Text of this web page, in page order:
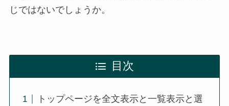
じではないでしょうか。
目次
トップページを全文表示と一覧表示と選